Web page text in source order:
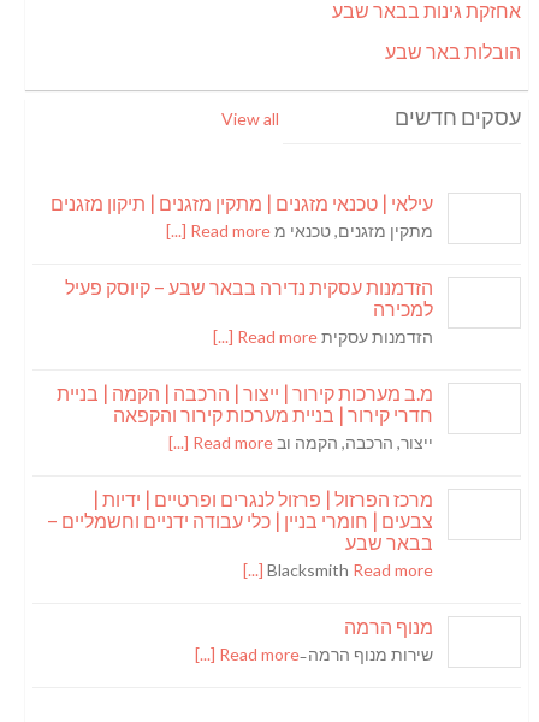
אחזקת גינות בבאר שבע
הובלות באר שבע
עסקים חדשים View all
עילאי | טכנאי מזגנים | מתקין מזגנים | תיקון מזגנים
מתקין מזגנים, טכנאי מRead more [...]
הזדמנות עסקית נדירה בבאר שבע – קיוסק פעיל
למכירה
הזדמנות עסקיתRead more [...]
מ.ב מערכות קירור | ייצור | הרכבה | הקמה | בניית
חדרי קירור | בניית מערכות קירור והקפאה
ייצור, הרכבה, הקמה וב Read more [...]
מרכז הפרזול | פרזול לנגרים ופרטיים | ידיות |
צבעים | חומרי בניין | כלי עבודה ידניים וחשמליים –
בבאר שבע
Blacksmith Read more [...]
מנוף הרמה
שירות מנוף הרמה ̵Read more [...]